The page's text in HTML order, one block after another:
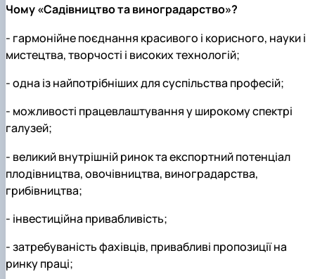
Чому «Садівництво та виноградарство»?
- гармонійне поєднання красивого і корисного, науки і
мистецтва, творчості і високих технологій;
- одна із найпотрібніших для суспільства професій;
- можливості працевлаштування у широкому спектрі
галузей;
- великий внутрішній ринок та експортний потенціал
плодівництва, овочівництва, виноградарства,
грибівництва;
- інвестиційна привабливість;
- затребуваність фахівців, привабливі пропозиції на
ринку праці;